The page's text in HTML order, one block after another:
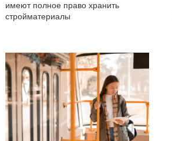
имеют полное право хранить
стройматериалы